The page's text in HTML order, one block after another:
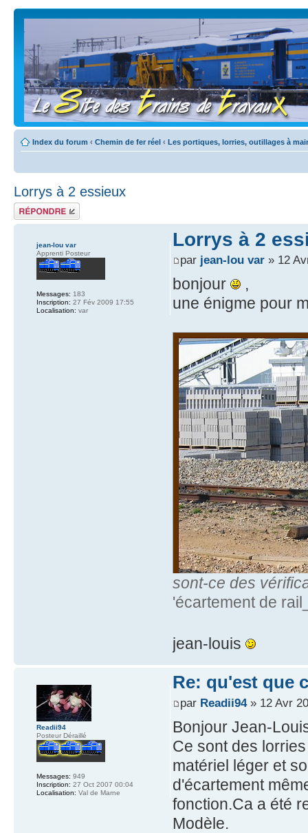
Index du forum ‹ Chemin de fer réel ‹ Les portiques, lorries, outillages à
Lorrys à 2 essieux
Répondre
Lorrys à 2
par jean-lou var» 12
bonjour
,
une énigme pour
sont-ce des
'écartement de
jean-louis
jean-lou var
Apprenti Posteur
Messages: 183
Inscription: 27 Fév 2009 17:55
Localisation: var
Re: qu'est que
par Readii94» 12 Avr
Bonjour Jean-
Ce sont des
matériel léger et
d'écartement
fonction.Ca a été
Modèle.
Readii94
Posteur Déraillé
Messages: 949
Inscription: 27 Oct 2007 00:04
Localisation: Val de Marne